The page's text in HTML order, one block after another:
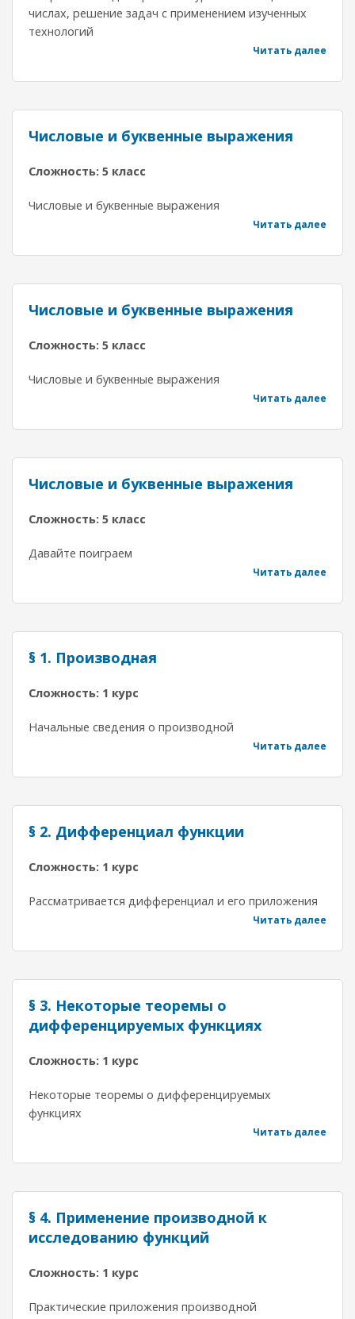
числах, решение задач с применением изученных
технологий
Читать далее
Числовые и буквенные выражения
Сложность: 5 класс
Числовые и буквенные выражения
Читать далее
Числовые и буквенные выражения
Сложность: 5 класс
Числовые и буквенные выражения
Читать далее
Числовые и буквенные выражения
Сложность: 5 класс
Давайте поиграем
Читать далее
§ 1. Производная
Сложность: 1 курс
Начальные сведения о производной
Читать далее
§ 2. Дифференциал функции
Сложность: 1 курс
Рассматривается дифференциал и его приложения
Читать далее
§ 3. Некоторые теоремы о
дифференцируемых функциях
Сложность: 1 курс
Некоторые теоремы о дифференцируемых
функциях
Читать далее
§ 4. Применение производной к
исследованию функций
Сложность: 1 курс
Практические приложения производной